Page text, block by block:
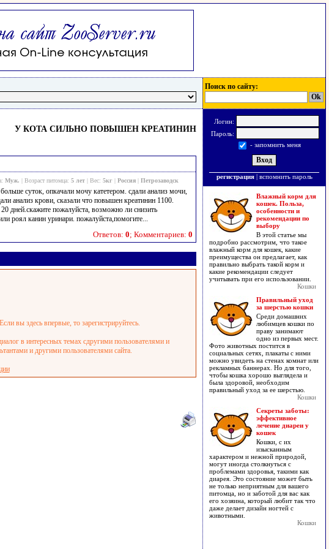
Поиск по сайту:
У КОТА СИЛЬНО ПОВЫШЕН КРЕАТИНИН
Муж. | Возраст питомца: 5 лет | Вес: 5кг | Россия | Петрозаводск
суток, опкачали мочу катетером. сдали анализ мочи,
анализ крови, сказали что повышен креатинин 1100.
дней.скажите пожалуйста, возможно ли снизить
роял канин уринари. пожалуйста,помогите...
Ответов: 0; Комментариев: 0
вы здесь впервые, то зарегистрируйтесь.
в интересных темах сдругими пользователями и
и другими пользователями сайта.
Логин:
Пароль:
- запомнить меня
регистрация| вспомнить пароль
Влажный корм для
кошек. Польза,
особенности и
рекомендации по
выбору
В этой статье мы
подробно рассмотрим, что такое
влажный корм для кошек, какие
преимущества он предлагает, как
правильно выбрать такой корм и
какие рекомендации следует
учитывать при его использовании.
Кошки
Правильный уход
за шерстью кошки
Среди домашних
любимцев кошки по
праву занимают
одно из первых мест.
Фото животных постится в
социальных сетях, плакаты с ними
можно увидеть на стенах комнат или
рекламных баннерах. Но для того,
чтобы кошка хорошо выглядела и
была здоровой, необходим
правильный уход за ее шерстью.
Кошки
Секреты заботы:
эффективное
лечение диареи у
кошек
Кошки, с их
изысканным
характером и нежной природой,
могут иногда столкнуться с
проблемами здоровья, такими как
диарея. Это состояние может быть
не только неприятным для вашего
питомца, но и заботой для вас как
его хозяина, который любит так что
даже делает дизайн ногтей с
животными.
Кошки